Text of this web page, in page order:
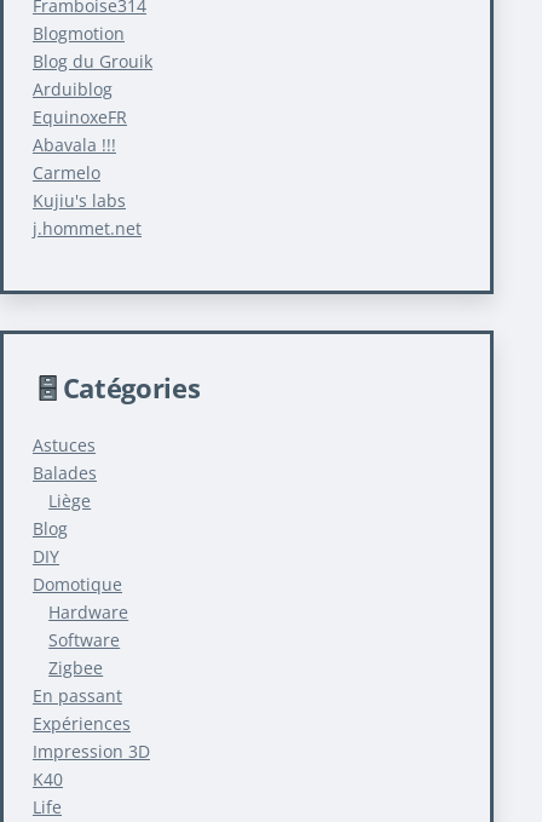
Framboise314
Blogmotion
Blog du Grouik
Arduiblog
EquinoxeFR
Abavala !!!
Carmelo
Kujiu's labs
j.hommet.net
Catégories
Astuces
Balades
Liège
Blog
DIY
Domotique
Hardware
Software
Zigbee
En passant
Expériences
Impression 3D
K40
Life